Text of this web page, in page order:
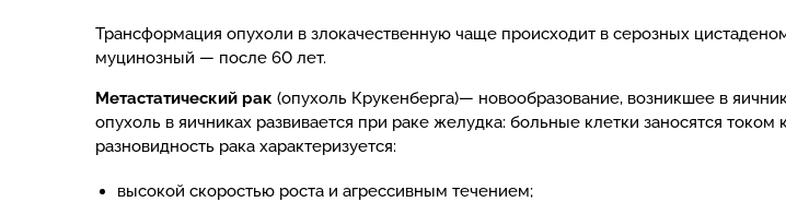
Трансформация опухоли в злокачественную чаще происходит в серозных
муцинозный — после 60 лет.
Метастатический рак (опухоль Крукенберга)— новообразование, возникшее в
опухоль в яичниках развивается при раке желудка: больные клетки заносятся
разновидность рака характеризуется:
высокой скоростью роста и агрессивным течением;